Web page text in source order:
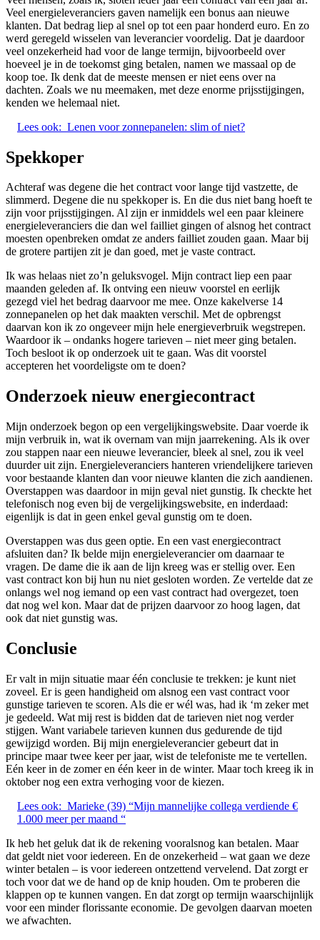
Veel energieleveranciers gaven namelijk een bonus aan nieuwe
klanten. Dat bedrag liep al snel op tot een paar honderd euro. En zo
werd geregeld wisselen van leverancier voordelig. Dat je daardoor
veel onzekerheid had voor de lange termijn, bijvoorbeeld over
hoeveel je in de toekomst ging betalen, namen we massaal op de
koop toe. Ik denk dat de meeste mensen er niet eens over na
dachten. Zoals we nu meemaken, met deze enorme prijsstijgingen,
kenden we helemaal niet.
Lees ook: Lenen voor zonnepanelen: slim of niet?
Spekkoper
Achteraf was degene die het contract voor lange tijd vastzette, de
slimmerd. Degene die nu spekkoper is. En die dus niet bang hoeft te
zijn voor prijsstijgingen. Al zijn er inmiddels wel een paar kleinere
energieleveranciers die dan wel failliet gingen of alsnog het contract
moesten openbreken omdat ze anders failliet zouden gaan. Maar bij
de grotere partijen zit je dan goed, met je vaste contract.
Ik was helaas niet zo’n geluksvogel. Mijn contract liep een paar
maanden geleden af. Ik ontving een nieuw voorstel en eerlijk
gezegd viel het bedrag daarvoor me mee. Onze kakelverse 14
zonnepanelen op het dak maakten verschil. Met de opbrengst
daarvan kon ik zo ongeveer mijn hele energieverbruik wegstrepen.
Waardoor ik – ondanks hogere tarieven – niet meer ging betalen.
Toch besloot ik op onderzoek uit te gaan. Was dit voorstel
accepteren het voordeligste om te doen?
Onderzoek nieuw energiecontract
Mijn onderzoek begon op een vergelijkingswebsite. Daar voerde ik
mijn verbruik in, wat ik overnam van mijn jaarrekening. Als ik over
zou stappen naar een nieuwe leverancier, bleek al snel, zou ik veel
duurder uit zijn. Energieleveranciers hanteren vriendelijkere tarieven
voor bestaande klanten dan voor nieuwe klanten die zich aandienen.
Overstappen was daardoor in mijn geval niet gunstig. Ik checkte het
telefonisch nog even bij de vergelijkingswebsite, en inderdaad:
eigenlijk is dat in geen enkel geval gunstig om te doen.
Overstappen was dus geen optie. En een vast energiecontract
afsluiten dan? Ik belde mijn energieleverancier om daarnaar te
vragen. De dame die ik aan de lijn kreeg was er stellig over. Een
vast contract kon bij hun nu niet gesloten worden. Ze vertelde dat ze
onlangs wel nog iemand op een vast contract had overgezet, toen
dat nog wel kon. Maar dat de prijzen daarvoor zo hoog lagen, dat
ook dat niet gunstig was.
Conclusie
Er valt in mijn situatie maar één conclusie te trekken: je kunt niet
zoveel. Er is geen handigheid om alsnog een vast contract voor
gunstige tarieven te scoren. Als die er wél was, had ik ‘m zeker met
je gedeeld. Wat mij rest is bidden dat de tarieven niet nog verder
stijgen. Want variabele tarieven kunnen dus gedurende de tijd
gewijzigd worden. Bij mijn energieleverancier gebeurt dat in
principe maar twee keer per jaar, wist de telefoniste me te vertellen.
Eén keer in de zomer en één keer in de winter. Maar toch kreeg ik in
oktober nog een extra verhoging voor de kiezen.
Lees ook: Marieke (39) “Mijn mannelijke collega verdiende €
1.000 meer per maand “
Ik heb het geluk dat ik de rekening vooralsnog kan betalen. Maar
dat geldt niet voor iedereen. En de onzekerheid – wat gaan we deze
winter betalen – is voor iedereen ontzettend vervelend. Dat zorgt er
toch voor dat we de hand op de knip houden. Om te proberen die
klappen op te kunnen vangen. En dat zorgt op termijn waarschijnlijk
voor een minder florissante economie. De gevolgen daarvan moeten
we afwachten.